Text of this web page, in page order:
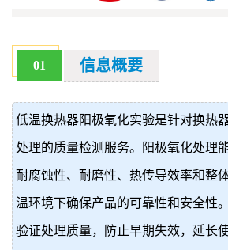
01 信息概要
低温换热器阳极氧化实验是针对换热
处理的质量检测服务。阳极氧化处理
耐腐蚀性、耐磨性、热传导效率和整
温环境下确保产品的可靠性和安全性
验证处理质量，防止早期失效，延长
价
真
伪
查
询